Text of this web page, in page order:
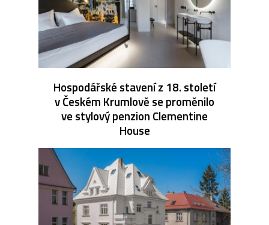
Hospodářské stavení z 18. století
v Českém Krumlově se proměnilo
ve stylový penzion Clementine
House